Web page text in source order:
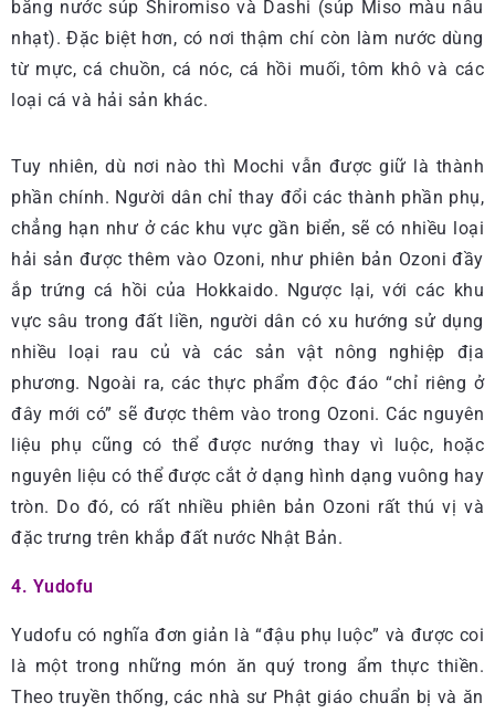
bằng nước súp Shiromiso và Dashi (súp Miso màu nâu
nhạt). Đặc biệt hơn, có nơi thậm chí còn làm nước dùng
từ mực, cá chuồn, cá nóc, cá hồi muối, tôm khô và các
loại cá và hải sản khác.
Tuy nhiên, dù nơi nào thì Mochi vẫn được giữ là thành
phần chính. Người dân chỉ thay đổi các thành phần phụ,
chẳng hạn như ở các khu vực gần biển, sẽ có nhiều loại
hải sản được thêm vào Ozoni, như phiên bản Ozoni đầy
ắp trứng cá hồi của Hokkaido. Ngược lại, với các khu
vực sâu trong đất liền, người dân có xu hướng sử dụng
nhiều loại rau củ và các sản vật nông nghiệp địa
phương. Ngoài ra, các thực phẩm độc đáo “chỉ riêng ở
đây mới có” sẽ được thêm vào trong Ozoni. Các nguyên
liệu phụ cũng có thể được nướng thay vì luộc, hoặc
nguyên liệu có thể được cắt ở dạng hình dạng vuông hay
tròn. Do đó, có rất nhiều phiên bản Ozoni rất thú vị và
đặc trưng trên khắp đất nước Nhật Bản.
4. Yudofu
Yudofu có nghĩa đơn giản là “đậu phụ luộc” và được coi
là một trong những món ăn quý trong ẩm thực thiền.
Theo truyền thống, các nhà sư Phật giáo chuẩn bị và ăn